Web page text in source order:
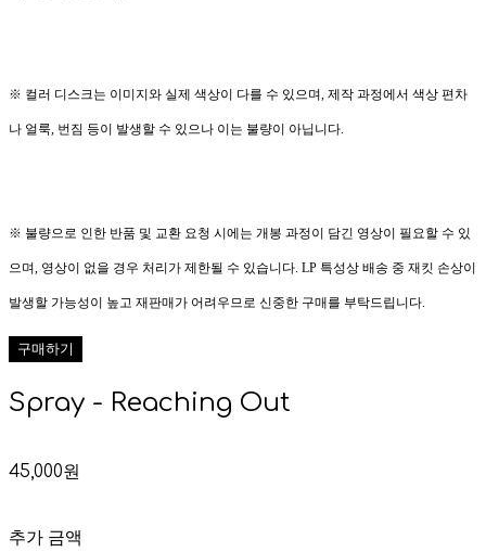
※ 컬러 디스크는 이미지와 실제 색상이 다를 수 있으며, 제작 과정에서 색상 편차
나 얼룩, 번짐 등이 발생할 수 있으나 이는 불량이 아닙니다.
※ 불량으로 인한 반품 및 교환 요청 시에는 개봉 과정이 담긴 영상이 필요할 수 있
으며, 영상이 없을 경우 처리가 제한될 수 있습니다. LP 특성상 배송 중 재킷 손상이
발생할 가능성이 높고 재판매가 어려우므로 신중한 구매를 부탁드립니다.
구매하기
Spray - Reaching Out
45,000원
추가 금액